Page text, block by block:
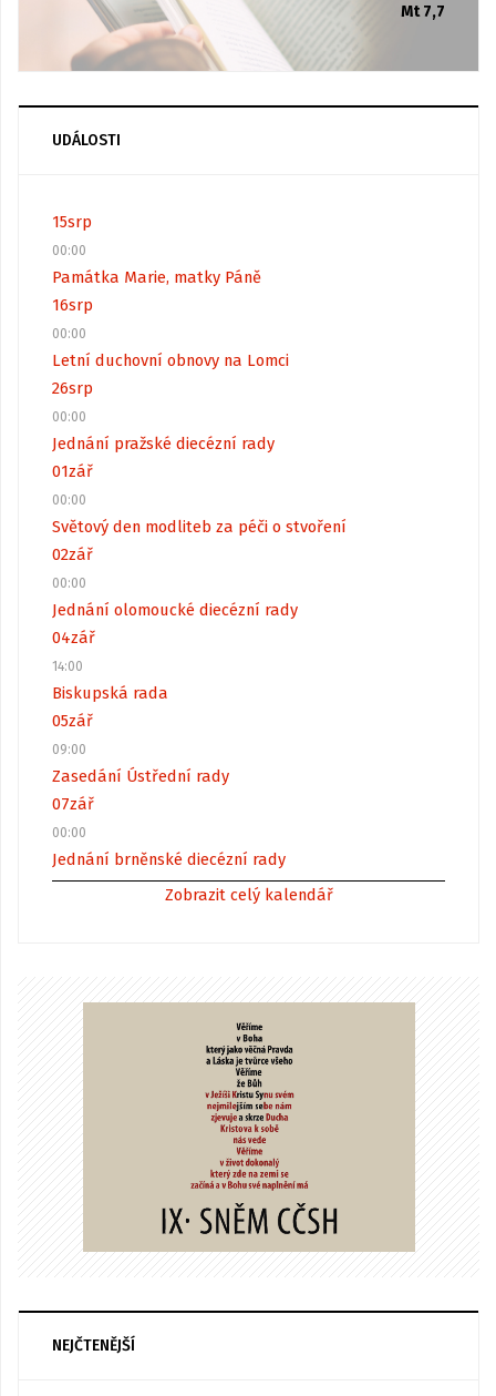
Mt 7,7
UDÁLOSTI
15srp
00:00
Památka Marie, matky Páně
16srp
00:00
Letní duchovní obnovy na Lomci
26srp
00:00
Jednání pražské diecézní rady
01zář
00:00
Světový den modliteb za péči o stvoření
02zář
00:00
Jednání olomoucké diecézní rady
04zář
14:00
Biskupská rada
05zář
09:00
Zasedání Ústřední rady
07zář
00:00
Jednání brněnské diecézní rady
Zobrazit celý kalendář
NEJČTENĚJŠÍ